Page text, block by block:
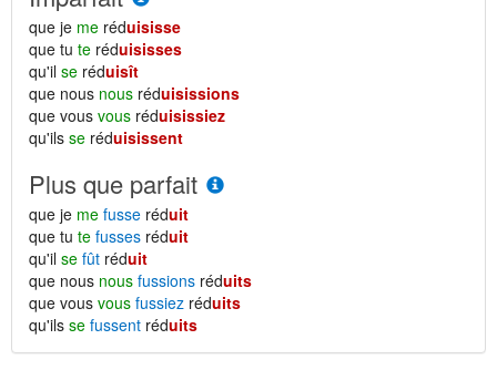
que je me réduisisse
que tu te réduisisses
qu'il se réduisît
que nous nous réduisissions
que vous vous réduisissiez
qu'ils se réduisissent
Plus que parfait
que je me fusse réduit
que tu te fusses réduit
qu'il se fût réduit
que nous nous fussions réduits
que vous vous fussiez réduits
qu'ils se fussent réduits